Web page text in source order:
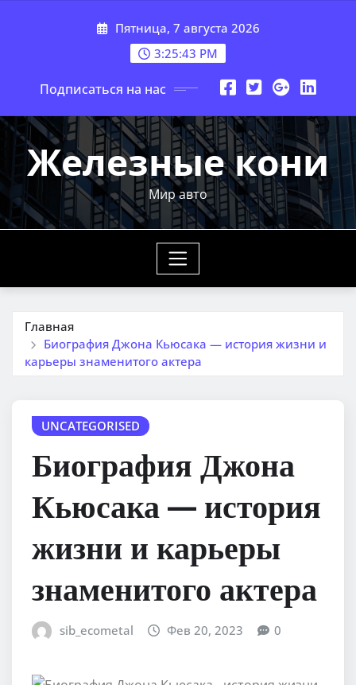
Пятница, 7 августа 2026
3:25:44 PM
Подписаться на нас
Железные кони
Мир авто
Главная
Биография Джона Кьюсака — история жизни и
карьеры знаменитого актера
UNCATEGORISED
Биография Джона
Кьюсака — история
жизни и карьеры
знаменитого актера
sib_ecometal Фев 20, 2023 0